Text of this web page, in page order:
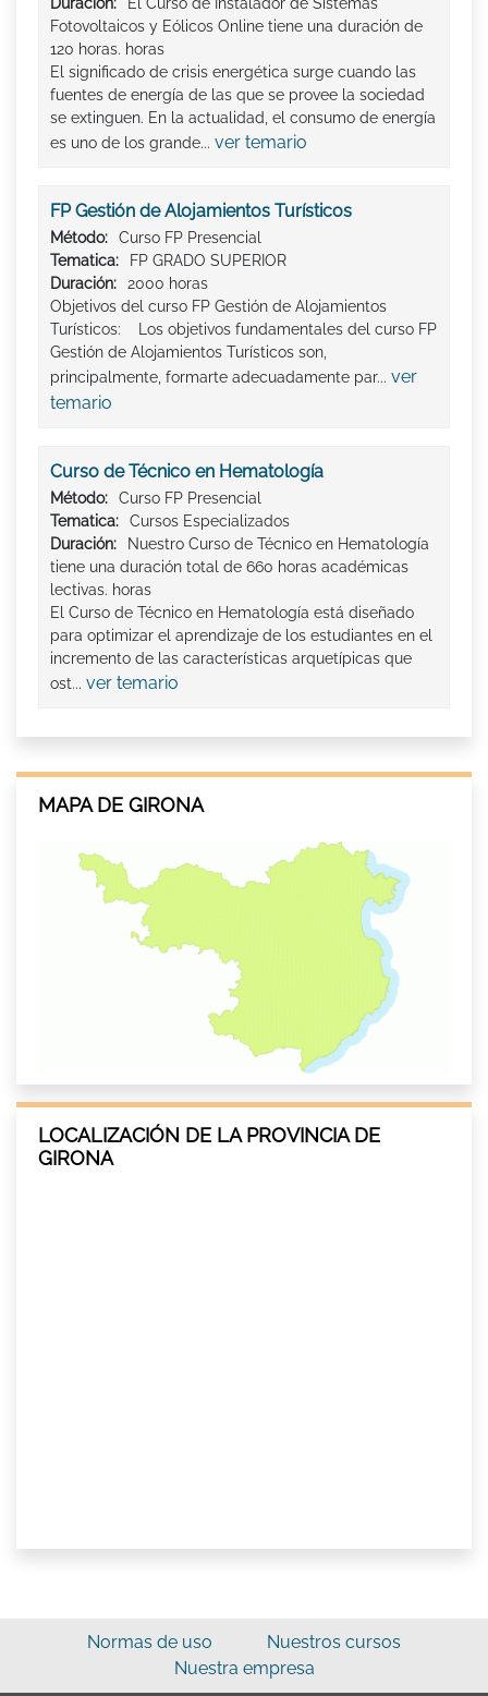
Duración:
El Curso de Instalador de Sistemas
Fotovoltaicos y Eólicos Online tiene una duración de
120 horas. horas
El significado de crisis energética surge cuando las
fuentes de energía de las que se provee la sociedad
se extinguen. En la actualidad, el consumo de energía
es uno de los grande... ver temario
FP Gestión de Alojamientos Turísticos
Método:
Curso FP Presencial
Tematica:
FP GRADO SUPERIOR
Duración:
2000 horas
Objetivos del curso FP Gestión de Alojamientos
Turísticos: Los objetivos fundamentales del curso FP
Gestión de Alojamientos Turísticos son,
principalmente, formarte adecuadamente par... ver
temario
Curso de Técnico en Hematología
Método:
Curso FP Presencial
Tematica:
Cursos Especializados
Duración:
Nuestro Curso de Técnico en Hematología
tiene una duración total de 660 horas académicas
lectivas. horas
El Curso de Técnico en Hematología está diseñado
para optimizar el aprendizaje de los estudiantes en el
incremento de las características arquetípicas que
ost... ver temario
MAPA DE GIRONA
LOCALIZACIÓN DE LA PROVINCIA DE
GIRONA
Normas de uso
Nuestros cursos
Nuestra empresa